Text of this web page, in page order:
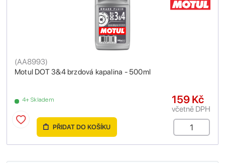
Motul DOT 3&4 brzdová kapalina - 500ml
(AA8993)
4+ Skladem 159 Kč
včetně DPH
PŘIDAT DO KOŠÍKU